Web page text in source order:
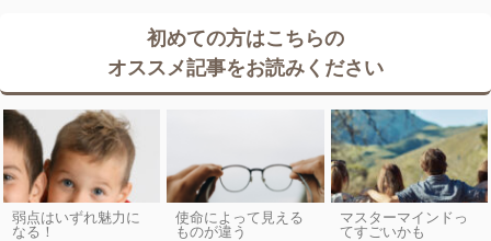
初めての方はこちらの
オススメ記事をお読みください
弱点はいずれ魅力に
なる！
使命によって見える
ものが違う
マスターマインドっ
てすごいかも